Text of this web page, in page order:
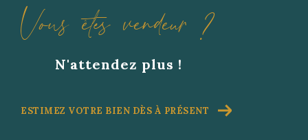
ion@gabriele-immobilier.fr
. Nous nous
engageons à fournir un service réactif et
dans le bassin toulonnais et ses alentours.
Vous êtes vendeur ?
N'attendez plus !
ESTIMEZ VOTRE BIEN DÈS À PRÉSENT